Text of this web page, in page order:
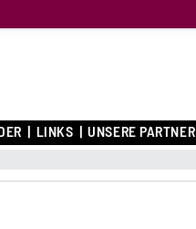
LINKS UNSERE PARTNER